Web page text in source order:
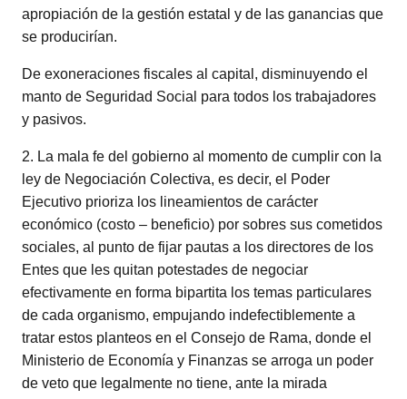
apropiación de la gestión estatal y de las ganancias que
se producirían.
De exoneraciones fiscales al capital, disminuyendo el
manto de Seguridad Social para todos los trabajadores
y pasivos.
2. La mala fe del gobierno al momento de cumplir con la
ley de Negociación Colectiva, es decir, el Poder
Ejecutivo prioriza los lineamientos de carácter
económico (costo – beneficio) por sobres sus cometidos
sociales, al punto de fijar pautas a los directores de los
Entes que les quitan potestades de negociar
efectivamente en forma bipartita los temas particulares
de cada organismo, empujando indefectiblemente a
tratar estos planteos en el Consejo de Rama, donde el
Ministerio de Economía y Finanzas se arroga un poder
de veto que legalmente no tiene, ante la mirada